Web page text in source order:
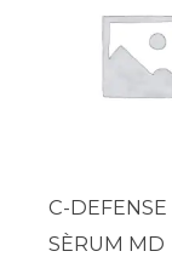
C-DEFENSE
SÈRUM MD